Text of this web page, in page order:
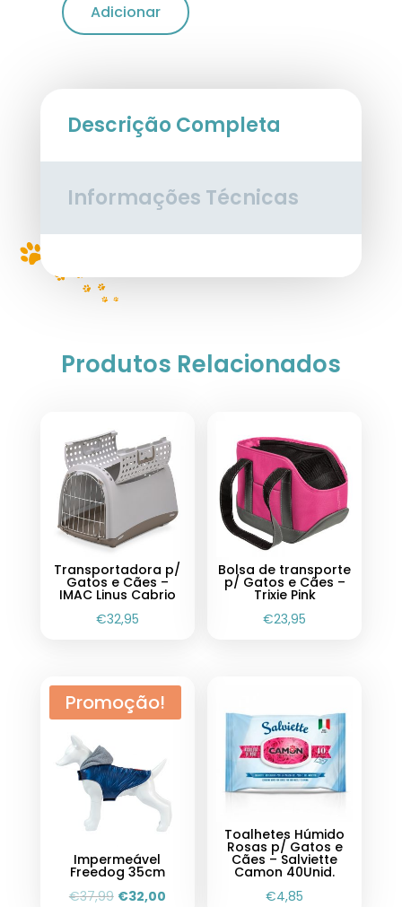
Adicionar
Descrição Completa
Informações Técnicas
Produtos Relacionados
Transportadora p/
Gatos e Cães –
IMAC Linus Cabrio
€32,95
Bolsa de transporte
p/ Gatos e Cães –
Trixie Pink
€23,95
Promoção!
Impermeável
Freedog 35cm
€37,99 €32,00
Toalhetes Húmido
Rosas p/ Gatos e
Cães – Salviette
Camon 40Unid.
€4,85